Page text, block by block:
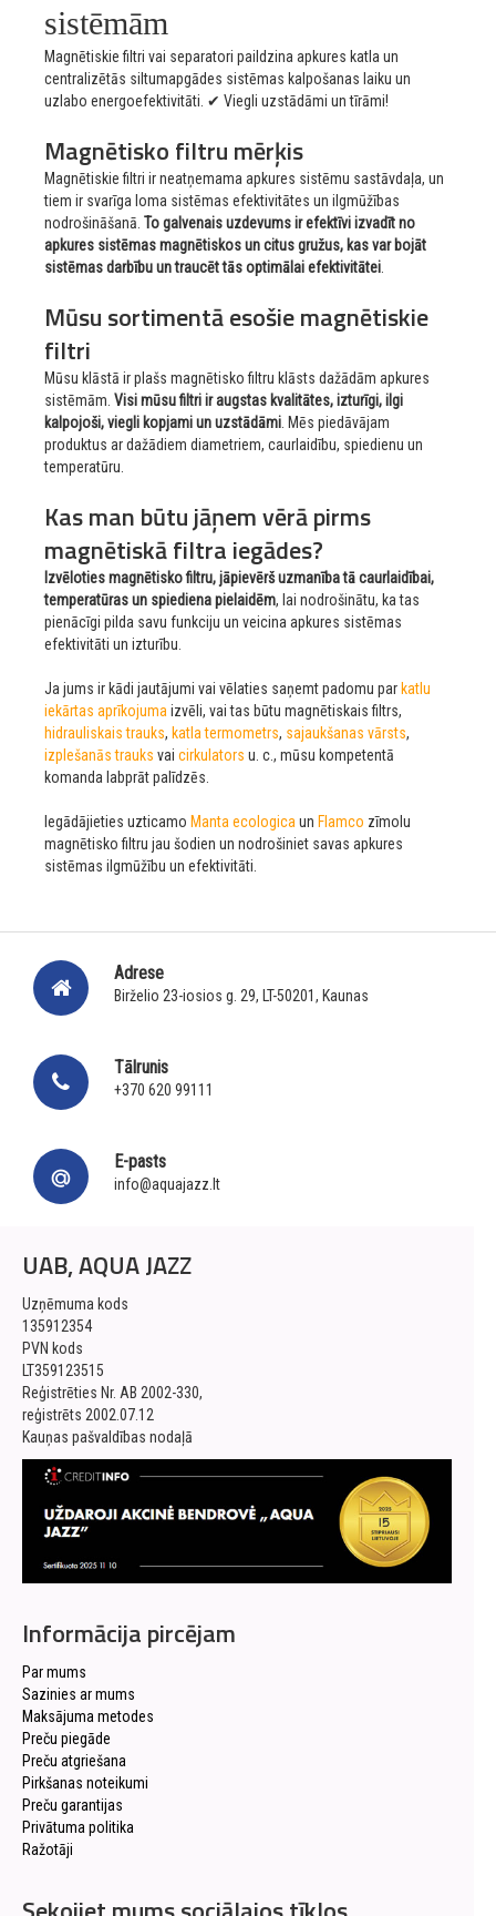
sistēmām
Magnētiskie filtri vai separatori paildzina apkures katla un
centralizētās siltumapgādes sistēmas kalpošanas laiku un
uzlabo energoefektivitāti. ✔ Viegli uzstādāmi un tīrāmi!
Magnētisko filtru mērķis
Magnētiskie filtri ir neatņemama apkures sistēmu sastāvdaļa, un
tiem ir svarīga loma sistēmas efektivitātes un ilgmūžības
nodrošināšanā. To galvenais uzdevums ir efektīvi izvadīt no
apkures sistēmas magnētiskos un citus gružus, kas var bojāt
sistēmas darbību un traucēt tās optimālai efektivitātei.
Mūsu sortimentā esošie magnētiskie
filtri
Mūsu klāstā ir plašs magnētisko filtru klāsts dažādām apkures
sistēmām. Visi mūsu filtri ir augstas kvalitātes, izturīgi, ilgi
kalpojoši, viegli kopjami un uzstādāmi. Mēs piedāvājam
produktus ar dažādiem diametriem, caurlaidību, spiedienu un
temperatūru.
Kas man būtu jāņem vērā pirms
magnētiskā filtra iegādes?
Izvēloties magnētisko filtru, jāpievērš uzmanība tā caurlaidībai,
temperatūras un spiediena pielaidēm, lai nodrošinātu, ka tas
pienācīgi pilda savu funkciju un veicina apkures sistēmas
efektivitāti un izturību.
Ja jums ir kādi jautājumi vai vēlaties saņemt padomu par katlu
iekārtas aprīkojumaizvēli, vai tas būtu magnētiskais filtrs,
hidrauliskais trauks, katla termometrs, sajaukšanas vārsts,
izplešanās trauks vai cirkulators u. c., mūsu kompetentā
komanda labprāt palīdzēs.
Iegādājieties uzticamo Manta ecologicaun Flamco zīmolu
magnētisko filtru jau šodien un nodrošiniet savas apkures
sistēmas ilgmūžību un efektivitāti.
Adrese
Birželio 23-iosios g. 29, LT-50201, Kaunas
Tālrunis
+370 620 99111
E-pasts
info@aquajazz.lt
UAB, AQUA JAZZ
Uzņēmuma kods
135912354
PVN kods
LT359123515
Reģistrēties Nr. AB 2002-330,
reģistrēts 2002.07.12
Kauņas pašvaldības nodaļā
Informācija pircējam
Par mums
Sazinies ar mums
Maksājuma metodes
Preču piegāde
Preču atgriešana
Pirkšanas noteikumi
Preču garantijas
Privātuma politika
Ražotāji